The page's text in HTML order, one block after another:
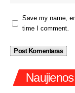
Save my name,
time I comment.